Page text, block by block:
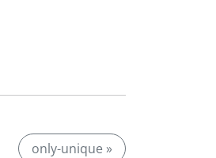
only-unique »